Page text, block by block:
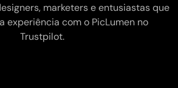
marketers e entusiastas que
experiência com o PicLumen no
Trustpilot.